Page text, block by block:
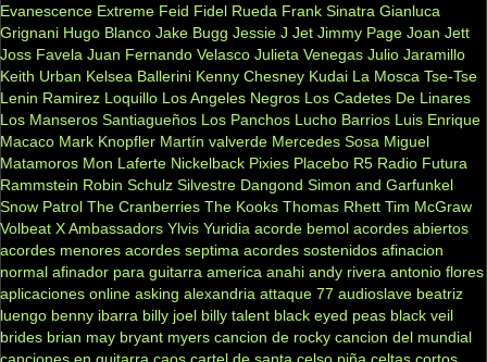
Evanescence Extreme Feid Fidel Rueda Frank Sinatra Gianluca
Grignani Hugo Blanco Jake Bugg Jessie J Jet Jimmy Page Joan Jett
Joss Favela Juan Fernando Velasco Julieta Venegas Julio Jaramillo
Keith Urban Kelsea Ballerini Kenny Chesney Kudai La Mosca Tse-Tse
Lenin Ramirez Loquillo Los Angeles Negros Los Cadetes De Linares
Los Manseros Santiagueños Los Panchos Lucho Barrios Luis Enrique
Macaco Mark Knopfler Martín valverde Mercedes Sosa Miguel
Matamoros Mon Laferte Nickelback Pixies Placebo R5 Radio Futura
Rammstein Robin Schulz Silvestre Dangond Simon and Garfunkel
Snow Patrol The Cranberries The Kooks Thomas Rhett Tim McGraw
Volbeat X Ambassadors Ylvis Yuridia acorde bemol acordes abiertos
acordes menores acordes septima acordes sostenidos afinacion
normal afinador para guitarra america anahi andy rivera antonio flores
aplicaciones online asking alexandria attaque 77 audioslave beatriz
luengo benny ibarra billy joel billy talent black eyed peas black veil
brides brian may bryant myers cancion de rocky cancion del mundial